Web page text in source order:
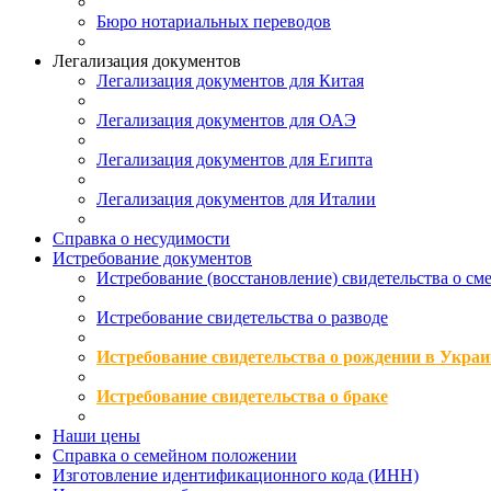
Бюро нотариальных переводов
Легализация документов
Легализация документов для Китая
Легализация документов для ОАЭ
Легализация документов для Египта
Легализация документов для Италии
Справка о несудимости
Истребование документов
Истребование (восстановление) свидетельства о
Истребование свидетельства о разводе
Истребование свидетельства о рождении в
Истребование свидетельства о браке
Наши цены
Справка о семейном положении
Изготовление идентификационного кода (ИНН)